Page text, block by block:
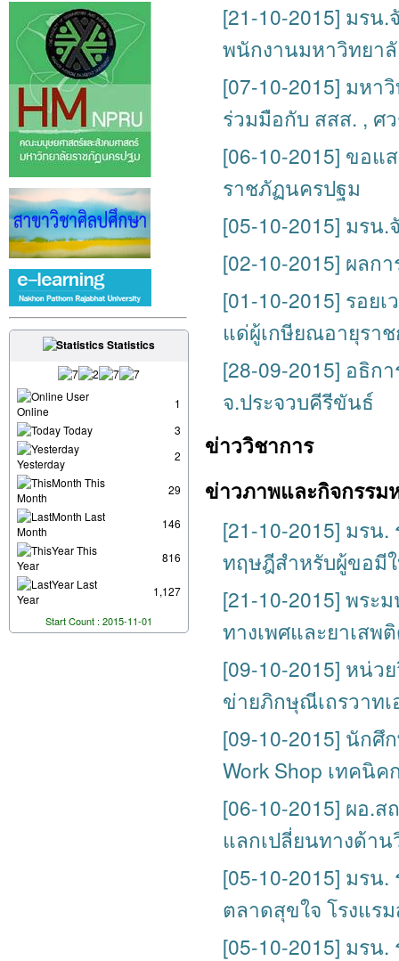
Statistics
User
Online
1
Today
3
Yesterday
2
This
Month
29
Last
Month
146
This
Year
816
Last
Year
1,127
Start Count : 2015-11-01
[21-10-2015] มรน
พนักงานมหาวิทยา
[07-10-2015] มห
ร่วมมือกับ สสส. , ศ
[06-10-2015] ขอ
ราชภัฏนครปฐม
[05-10-2015] มรน
[02-10-2015] ผลก
[01-10-2015] รอย
แด่ผู้เกษียณอายุรา
[28-09-2015] อธิก
จ.ประจวบคีรีขันธ์
ข่าววิชาการ
ข่าวภาพและกิจกรรม
[21-10-2015] มรน
ทฤษฎีสำหรับผู้ขอมี
[21-10-2015] พระ
ทางเพศและยาเสพ
[09-10-2015] หน่
ข่ายภิกษุณีเถรวาทเ
[09-10-2015] นักศึ
Work Shop เทคนิ
[06-10-2015] ผอ.
แลกเปลี่ยนทางด้าน
[05-10-2015] มร
ตลาดสุขใจ โรงแร
[05-10-2015] มรน